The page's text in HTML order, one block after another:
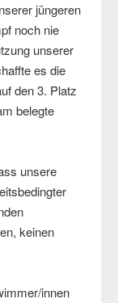
jüngeren
noch nie
unserer
es die
den 3. Platz
belegte
unsere
keinen
innen